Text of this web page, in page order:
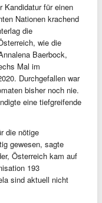
Kandidatur für einen
Nationen krachend
die
wie die
Baerbock,
Mal im
Durchgefallen war
bisher noch nie.
eine tiefgreifende
die nötige
gewesen, sagte
Österreich kam auf
193
sind aktuell nicht